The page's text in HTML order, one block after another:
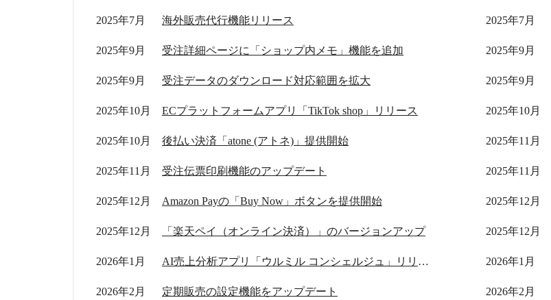
2025年7月 海外販売代行機能リリース 2025年7月
2025年9月 受注詳細ページに「ショップ内メモ」機能を追加 2025年9月
2025年9月 受注データのダウンロード対応範囲を拡大 2025年9月
2025年10月 ECプラットフォームアプリ「TikTok shop」リリース 2025年10月
2025年10月 後払い決済「atone (アトネ)」提供開始 2025年11月
2025年11月 受注伝票印刷機能のアップデート 2025年11月
2025年12月 Amazon Payの「Buy Now」ボタンを提供開始 2025年12月
2025年12月 「楽天ペイ（オンライン決済）」のバージョンアップ 2025年12月
2026年1月 AI売上分析アプリ「ウルミル コンシェルジュ」リリース 2026年1月
2026年2月 定期販売の設定機能をアップデート 2026年2月